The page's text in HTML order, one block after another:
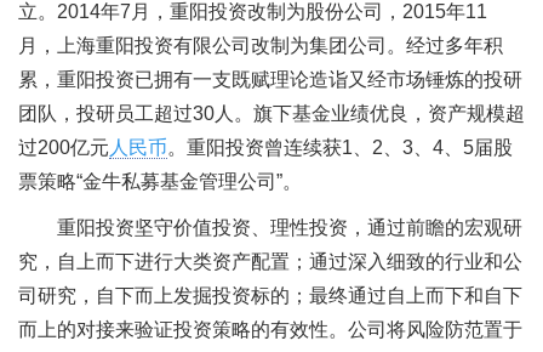
立。2014年7月，重阳投资改制为股份公司，2015年11
月，上海重阳投资有限公司改制为集团公司。经过多年积
累，重阳投资已拥有一支既赋理论造诣又经市场锤炼的投研
团队，投研员工超过30人。旗下基金业绩优良，资产规模超
过200亿元 人民币。重阳投资曾连续获1、2、3、4、5届股
票策略“金牛私募基金管理公司”。
重阳投资坚守价值投资、理性投资，通过前瞻的宏观研
究，自上而下进行大类资产配置；通过深入细致的行业和公
司研究，自下而上发掘投资标的；最终通过自上而下和自下
而上的对接来验证投资策略的有效性。公司将风险防范置于